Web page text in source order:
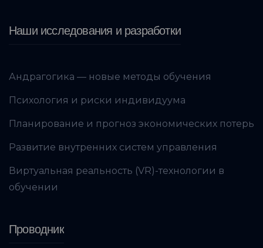
Наши исследования и разработки
Андрагогика — новые методы обучения
Психология и риски индивидуума
Планирование и прогноз экономических потерь
Развитие внутренних систем управления
Виртуальная реальность (VR)-технологии в
обучении
Проводник